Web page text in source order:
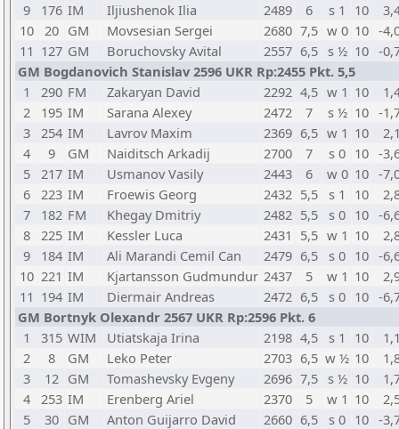
9
176 IM Iljiushenok Ilia 2489 6 s 1 10
10 20 GM Movsesian Sergei 2680 7,5 w 0 10 -
11 127 GM Boruchovsky Avital 2557 6,5 s ½ 10 -
GM Bogdanovich Stanislav 2596 UKR Rp:2455 Pkt. 5,5
1
290 FM Zakaryan David 2292 4,5 w 1 10
2
195 IM Sarana Alexey 2472 7 s ½ 10 -
3 254 IM Lavrov Maxim 2369 6,5 w 1 10
4
9 GM Naiditsch Arkadij 2700 7 s 0 10 -
5 217 IM Usmanov Vasily 2443 6 w 0 10 -
6 223 IM Froewis Georg 2432 5,5 s 1 10
7
182 FM Khegay Dmitriy 2482 5,5 s 0 10 -
8 225 IM Kessler Luca 2431 5,5 w 1 10
9
184 IM Ali Marandi Cemil Can 2479 6,5 s 0 10 -
10 221 IM Kjartansson Gudmundur 2437 5 w 1 10
11 194 IM Diermair Andreas 2472 6,5 s 0 10 -
GM Bortnyk Olexandr 2567 UKR Rp:2596 Pkt. 6
1
315 WIM Utiatskaja Irina 2198 4,5 s 1 10
2
8 GM Leko Peter 2703 6,5 w ½ 10
3
12 GM Tomashevsky Evgeny 2696 7,5 s ½ 10
4 253 IM Erenberg Ariel 2370 5 w 1 10
5
30 GM Anton Guijarro David 2660 6,5 s 0 10 -